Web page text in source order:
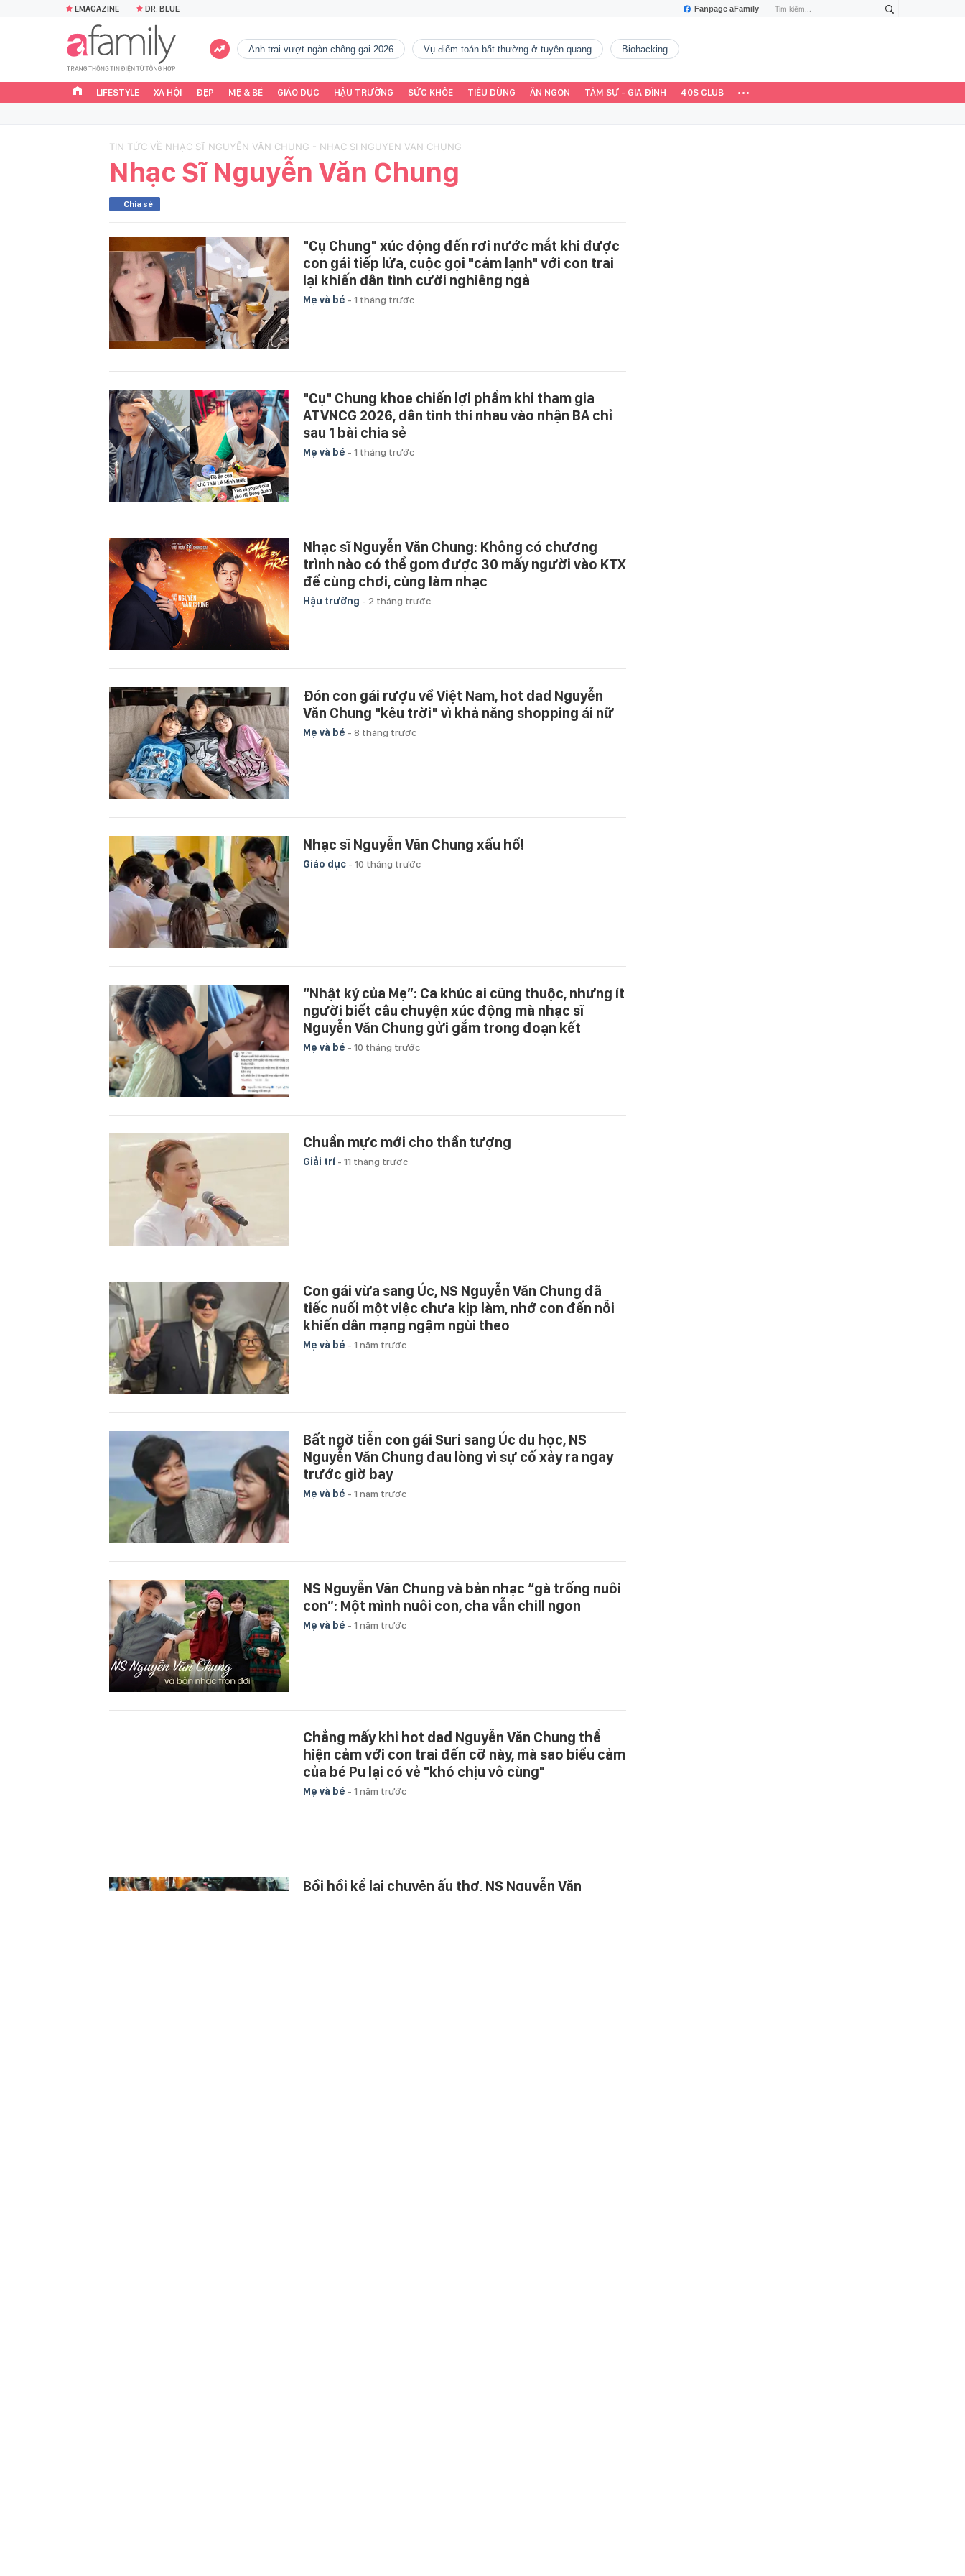
Fanpage aFamily
EMAGAZINE DR. BLUE
Anh trai vượt ngàn chông gai 2026 vụ điểm toán bất thường ở tuyên quang Biohacking
LIFESTYLE XÃ HỘI ĐẸP MẸ & BÉ GIÁO DỤC HẬU TRƯỜNG SỨC KHỎE TIÊU DÙNG ĂN NGON TÂM SỰ - GIA ĐÌNH 40S CLUB
TIN TỨC VỀ NHẠC SĨ NGUYỄN VĂN CHUNG - NHAC SI NGUYEN VAN CHUNG
Nhạc Sĩ Nguyễn Văn Chung
Chia sẻ
"Cụ Chung" xúc động đến rơi nước mắt khi được
con gái tiếp lửa, cuộc gọi "cảm lạnh" với con trai
lại khiến dân tình cười nghiêng ngả
Mẹ và bé - 1 tháng trước
"Cụ" Chung khoe chiến lợi phẩm khi tham gia
ATVNCG 2026, dân tình thi nhau vào nhận BA chỉ
sau 1 bài chia sẻ
Mẹ và bé - 1 tháng trước
Nhạc sĩ Nguyễn Văn Chung: Không có chương
trình nào có thể gom được 30 mấy người vào KTX
để cùng chơi, cùng làm nhạc
Hậu trường - 2 tháng trước
Đón con gái rượu về Việt Nam, hot dad Nguyễn
Văn Chung "kêu trời" vì khả năng shopping ái nữ
Mẹ và bé - 8 tháng trước
Nhạc sĩ Nguyễn Văn Chung xấu hổ!
Giáo dục - 10 tháng trước
“Nhật ký của Mẹ”: Ca khúc ai cũng thuộc, nhưng ít
người biết câu chuyện xúc động mà nhạc sĩ
Nguyễn Văn Chung gửi gắm trong đoạn kết
Mẹ và bé - 10 tháng trước
Chuẩn mực mới cho thần tượng
Giải trí - 11 tháng trước
Con gái vừa sang Úc, NS Nguyễn Văn Chung đã
tiếc nuối một việc chưa kịp làm, nhớ con đến nỗi
khiến dân mạng ngậm ngùi theo
Mẹ và bé - 1 năm trước
Bất ngờ tiễn con gái Suri sang Úc du học, NS
Nguyễn Văn Chung đau lòng vì sự cố xảy ra ngay
trước giờ bay
Mẹ và bé - 1 năm trước
NS Nguyễn Văn Chung và bản nhạc “gà trống nuôi
con”: Một mình nuôi con, cha vẫn chill ngon
Mẹ và bé - 1 năm trước
Chẳng mấy khi hot dad Nguyễn Văn Chung thể
hiện cảm với con trai đến cỡ này, mà sao biểu cảm
của bé Pu lại có vẻ "khó chịu vô cùng"
Mẹ và bé - 1 năm trước
Bồi hồi kể lại chuyện ấu thơ, NS Nguyễn Văn